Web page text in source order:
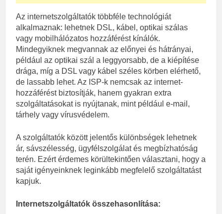
Az internetszolgáltatók többféle technológiát
alkalmaznak: lehetnek DSL, kábel, optikai szálas
vagy mobilhálózatos hozzáférést kínálók.
Mindegyiknek megvannak az előnyei és hátrányai,
például az optikai szál a leggyorsabb, de a kiépítése
drága, míg a DSL vagy kábel széles körben elérhető,
de lassabb lehet. Az ISP-k nemcsak az internet-
hozzáférést biztosítják, hanem gyakran extra
szolgáltatásokat is nyújtanak, mint például e-mail,
tárhely vagy vírusvédelem.
A szolgáltatók között jelentős különbségek lehetnek
ár, sávszélesség, ügyfélszolgálat és megbízhatóság
terén. Ezért érdemes körültekintően választani, hogy a
saját igényeinknek leginkább megfelelő szolgáltatást
kapjuk.
Internetszolgáltatók összehasonlítása: